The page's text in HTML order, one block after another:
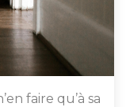
faire qu’à sa